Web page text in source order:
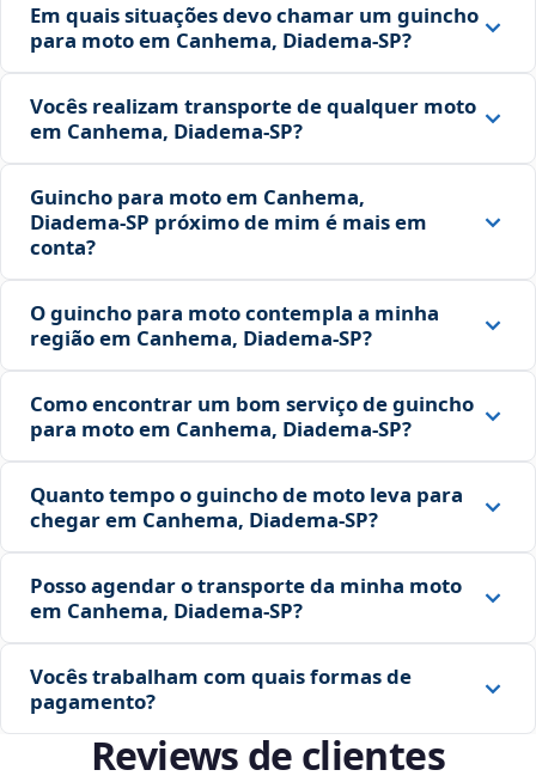
Em quais situações devo chamar um guincho
para moto em Canhema, Diadema‑SP?
Vocês realizam transporte de qualquer moto
em Canhema, Diadema‑SP?
Guincho para moto em Canhema,
Diadema‑SP próximo de mim é mais em
conta?
O guincho para moto contempla a minha
região em Canhema, Diadema‑SP?
Como encontrar um bom serviço de guincho
para moto em Canhema, Diadema‑SP?
Quanto tempo o guincho de moto leva para
chegar em Canhema, Diadema‑SP?
Posso agendar o transporte da minha moto
em Canhema, Diadema‑SP?
Vocês trabalham com quais formas de
pagamento?
Reviews de clientes